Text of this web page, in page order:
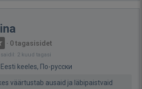
· 0 tagasisidet
saidil: 2 kuud tagasi
Eesti keeles, По-русски
väärtustab ausaid ja läbipaistvaid